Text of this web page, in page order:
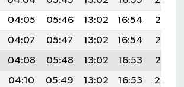
04:05 05:46 13:02 16:54
20:08
04:07 05:47 13:02 16:54
20:07
04:08 05:48 13:02 16:53
20:06
04:10 05:49 13:02 16:53
20:04